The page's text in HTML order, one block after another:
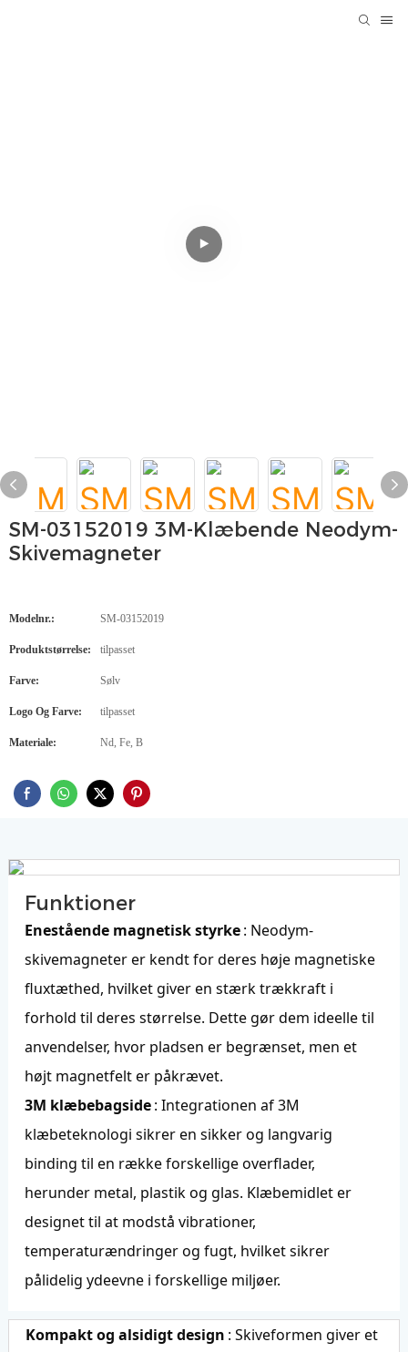
SM-03152019 3M-Klæbende Neodym-
Skivemagneter
Modelnr.: SM-03152019
Produktstørrelse: tilpasset
Farve: Sølv
Logo Og Farve: tilpasset
Materiale: Nd, Fe, B
Funktioner
Enestående magnetisk styrke: Neodym-
skivemagneter er kendt for deres høje magnetiske
fluxtæthed, hvilket giver en stærk trækkraft i
forhold til deres størrelse. Dette gør dem ideelle til
anvendelser, hvor pladsen er begrænset, men et
højt magnetfelt er påkrævet.
3M klæbebagside: Integrationen af ​​3M
klæbeteknologi sikrer en sikker og langvarig
binding til en række forskellige overflader,
herunder metal, plastik og glas. Klæbemidlet er
designet til at modstå vibrationer,
temperaturændringer og fugt, hvilket sikrer
pålidelig ydeevne i forskellige miljøer.
Kompakt og alsidigt design : Skiveformen giver et